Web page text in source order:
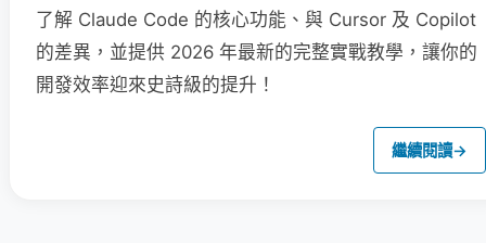
了解 Claude Code 的核心功能、與 Cursor 及 Copilot
的差異，並提供 2026 年最新的完整實戰教學，讓你的
開發效率迎來史詩級的提升！
繼續閱讀→